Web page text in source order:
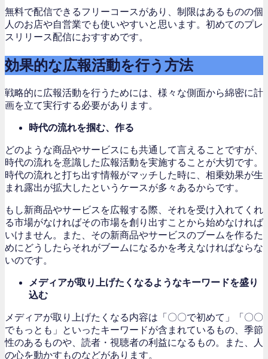
無料で配信できるフリーコースがあり、制限はあるものの個
人のお店や自営業でも使いやすいと思います。初めてのプレ
スリリース配信におすすめです。
効果的な広報活動を行う方法
戦略的に広報活動を行うためには、様々な側面から綿密に計
画を立て実行する必要があります。
時代の流れを掴む、作る
どのような商品やサービスにも共通して言えることですが、
時代の流れを意識した広報活動を実施することが大切です。
時代の流れと打ち出す情報がマッチした時に、相乗効果が生
まれ露出が拡大したというケースが多々あるからです。
もし新商品やサービスを広報する際、それを受け入れてくれ
る市場がなければその市場を創り出すことから始めなければ
いけません。また、その新商品やサービスのブームを作るた
めにどうしたらそれがブームになるかを考えなければならな
いのです。
メディアが取り上げたくなるようなキーワードを盛り
込む
メディアが取り上げたくなる内容は「〇〇で初めて」「〇〇
でもっとも」といったキーワードが含まれているもの、季節
性のあるものや、読者・視聴者の利益になるもの。また、人
の心を動かすものなどがあります。